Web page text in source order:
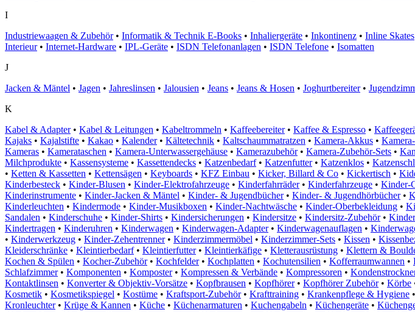
I
Industriewaagen & Zubehör • Informatik & Technik E-Books • Inhaliergeräte • Inkontinenz • Inline Skates
Interieur • Internet-Hardware • IPL-Geräte • ISDN Telefonanlagen • ISDN Telefone • Isomatten
J
Jacken & Mäntel • Jagen • Jahreslinsen • Jalousien • Jeans • Jeans & Hosen • Joghurtbereiter •
K
Kabel & Adapter • Kabel & Leitungen • Kabeltrommeln • Kaffeebereiter • Kaffee & Espresso •
Kajaks • Kajalstifte • Kakao • Kalender • Kältetechnik • Kaltschaummatratzen • Kamera-Akkus •
Kameras • Kamerataschen • Kamera-Unterwassergehäuse • Kamerazubehör • Kamera-Zubehör-Sets •
Milchprodukte • Kassensysteme • Kassettendecks • Katzenbedarf • Katzenfutter • Katzenklos •
• Ketten & Kassetten • Kettensägen • Keyboards • KFZ Einbau • Kicker, Billard & Co • Kickertisch •
Kinderbesteck • Kinder-Blusen • Kinder-Elektrofahrzeuge • Kinderfahrräder • Kinderfahrzeuge • Kinder-
Kinderinstrumente • Kinder-Jacken & Mäntel • Kinder- & Jugendbücher • Kinder- & Jugendhörbücher •
Kinderleuchten • Kindermode • Kinder-Musikboxen • Kinder-Nachtwäsche • Kinder-Oberbekleidung •
Sandalen • Kinderschuhe • Kinder-Shirts • Kindersicherungen • Kindersitze • Kindersitz-Zubehör •
Kindertragen • Kinderuhren • Kinderwagen • Kinderwagen-Adapter • Kinderwagenauflagen •
• Kinderwerkzeug • Kinder-Zehentrenner • Kinderzimmermöbel • Kinderzimmer-Sets • Kissen •
Kleiderschränke • Kleintierbedarf • Kleintierfutter • Kleintierkäfige • Kletterausrüstung • Klettern &
Kochen & Spülen • Kocher-Zubehör • Kochfelder • Kochplatten • Kochutensilien • Kofferraumwannen •
Schlafzimmer • Komponenten • Komposter • Kompressen & Verbände • Kompressoren •
Kontaktlinsen • Konverter & Objektiv-Vorsätze • Kopfbrausen • Kopfhörer • Kopfhörer Zubehör • Körbe
Kosmetik • Kosmetikspiegel • Kostüme • Kraftsport-Zubehör • Krafttraining • Krankenpflege & Hygiene •
Kronleuchter • Krüge & Kannen • Küche • Küchenarmaturen • Kuchengabeln • Küchengeräte •